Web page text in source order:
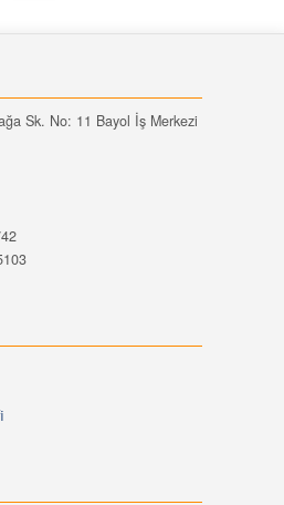
Sk. No: 11 Bayol İş Merkezi